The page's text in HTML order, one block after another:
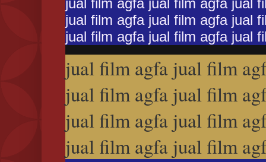
jual film agfa jual film agfa jual
jual film agfa jual film agfa jual
jual film agfa jual film agfa jual
jual film agfa jual film
jual film agfa jual film
jual film agfa jual film
jual film agfa jual film